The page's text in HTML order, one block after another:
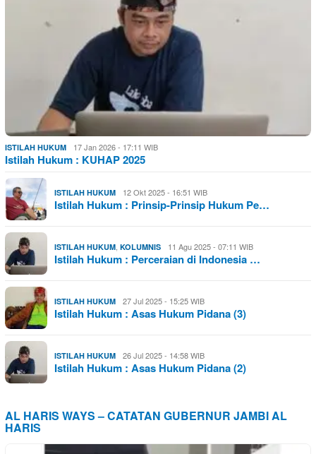
ISTILAH HUKUM 17 Jan 2026 - 17:11 WIB
Istilah Hukum : KUHAP 2025
ISTILAH HUKUM 12 Okt 2025 - 16:51 WIB
Istilah Hukum : Prinsip-Prinsip Hukum Pe…
ISTILAH HUKUM, KOLUMNIS 11 Agu 2025 - 07:11 WIB
Istilah Hukum : Perceraian di Indonesia …
ISTILAH HUKUM 27 Jul 2025 - 15:25 WIB
Istilah Hukum : Asas Hukum Pidana (3)
ISTILAH HUKUM 26 Jul 2025 - 14:58 WIB
Istilah Hukum : Asas Hukum Pidana (2)
AL HARIS WAYS – CATATAN GUBERNUR JAMBI AL
HARIS